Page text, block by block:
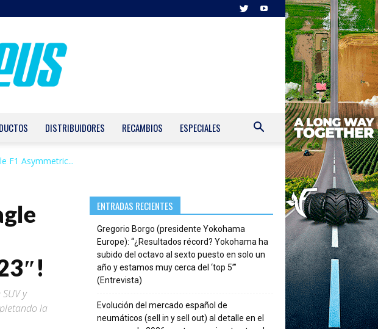
DISTRIBUIDORES RECAMBIOS ESPECIALES
F1 Asymmetric...
y
la
ENTRADAS RECIENTES
Gregorio Borgo (presidente Yokohama
Europe): “¿Resultados récord? Yokohama ha
subido del octavo al sexto puesto en solo un
año y estamos muy cerca del ‘top 5’”
(Entrevista)
Evolución del mercado español de
neumáticos (sell in y sell out) al detalle en el